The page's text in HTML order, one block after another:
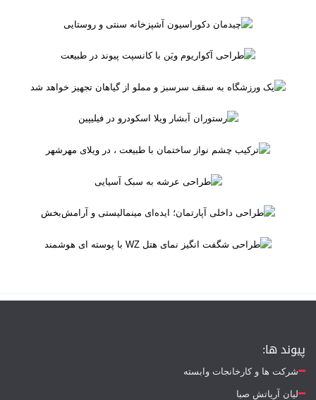
پیوند ها:
شرکت ها و کارخانجات وابسته
لیان آریاتش صبا